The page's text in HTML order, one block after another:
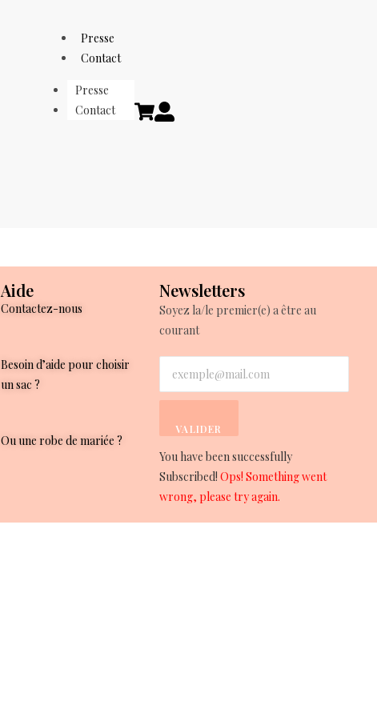
Presse
Contact
Presse
Contact
Aide
Contactez-nous
Besoin d’aide pour choisir
un sac ?
Ou une robe de mariée ?
Newsletters
Soyez la/le premier(e) a être au
courant
VALIDER
You have been successfully
Subscribed! Ops! Something went
wrong, please try again.